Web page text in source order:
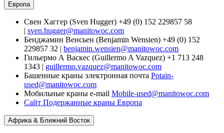
Европа
Свен Хаггер (Sven Hugger) +49 (0) 152 229857 58
| sven.hugger@manitowoc.com
Бенджамин Венсьен (Benjamin Wensien) +49 (0) 152
229857 32 | benjamin.wensien@manitowoc.com
Гильермо А Васкес (Guillermo A Vazquez) +1 713 248
1343 | guillermo.vazquez@manitowoc.com
Башенные краны электронная почта Potain-
used@manitowoc.com
Мобильные краны e-mail Mobile-used@manitowoc.com
Сайт Подержанные краны Европа
Африка & Ближний Восток